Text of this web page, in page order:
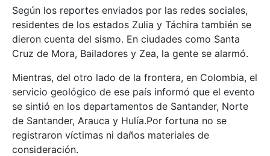
Según los reportes enviados por las redes sociales,
residentes de los estados Zulia y Táchira también se
dieron cuenta del sismo. En ciudades como Santa
Cruz de Mora, Bailadores y Zea, la gente se alarmó.
Mientras, del otro lado de la frontera, en Colombia, el
servicio geológico de ese país informó que el evento
se sintió en los departamentos de Santander, Norte
de Santander, Arauca y Hulía.Por fortuna no se
registraron víctimas ni daños materiales de
consideración.